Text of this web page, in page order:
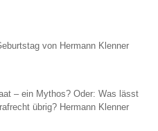
von Hermann Klenner
– ein Mythos? Oder: Was lässt
übrig? Hermann Klenner